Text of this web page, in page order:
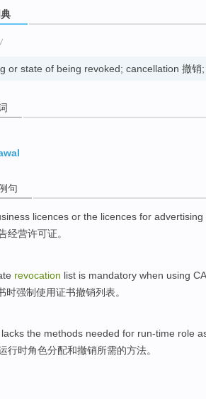
or state of being revoked; cancellation 撤销;
句
licences or the licences for advertising
经营许可证。
revocation list is mandatory when using CA
时强制使用证书撤销列表。
lacks the methods needed for run-time role
行时角色分配和撤销所需的方法。